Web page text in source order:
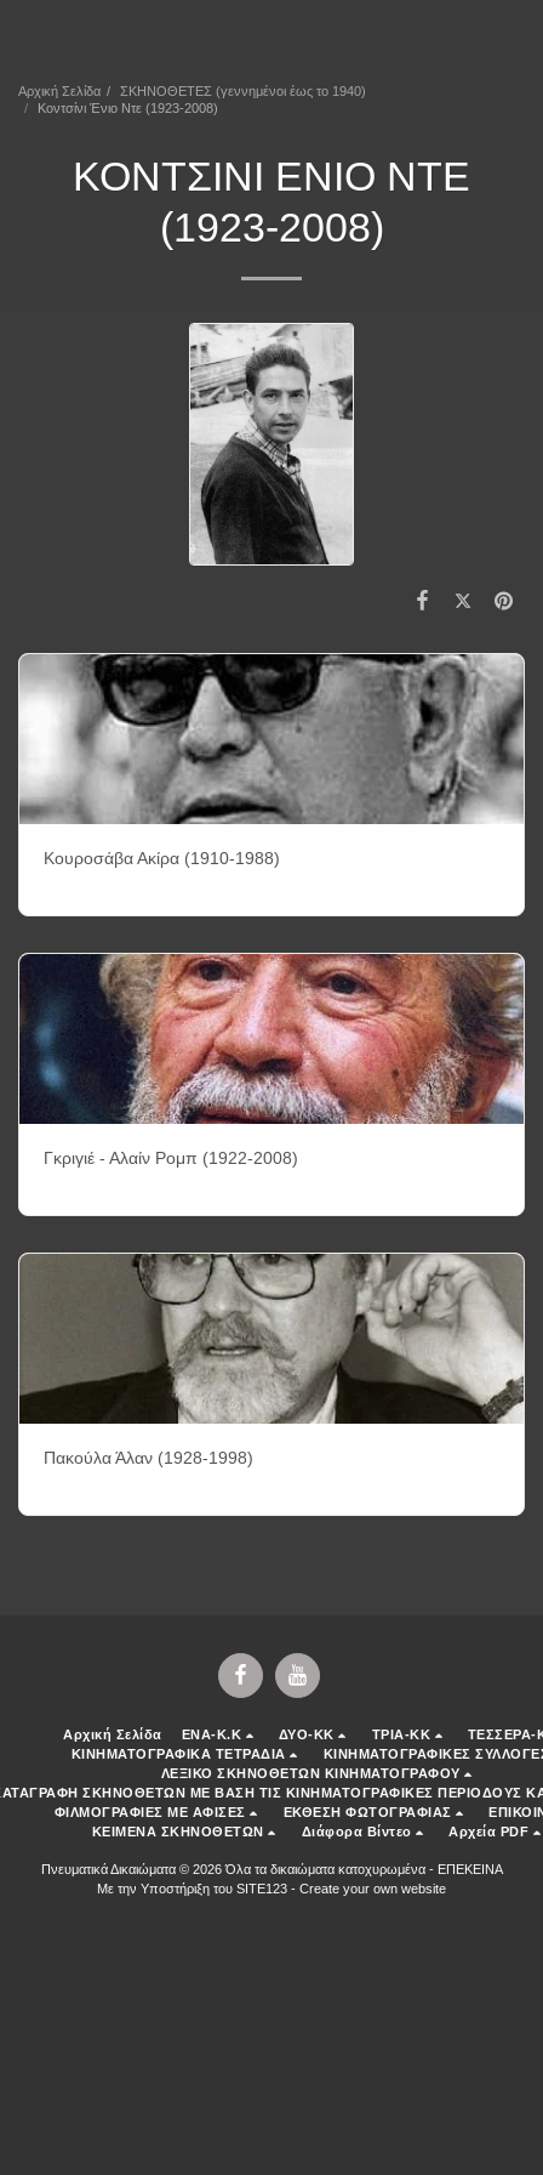
Αρχική Σελίδα
ΣΚΗΝΟΘΕΤΕΣ (γεννημένοι έως το 1940)
Κοντσίνι Ένιο Ντε (1923-2008)
ΚΟΝΤΣΊΝΙ ΈΝΙΟ ΝΤΕ
(1923-2008)
Κουροσάβα Ακίρα (1910-1988)
Γκριγιέ - Αλαίν Ρομπ (1922-2008)
Πακούλα Άλαν (1928-1998)
Αρχική Σελίδα ENA-K.K ΔΥΟ-ΚΚ ΤΡΙΑ-ΚΚ
ΤΕΣΣΕΡΑ-
ΚΙΝΗΜΑΤΟΓΡΑΦΙΚΑ ΤΕΤΡΑΔΙΑ
ΚΙΝΗΜΑΤΟΓΡΑΦΙΚΕΣ
ΛΕΞΙΚΟ ΣΚΗΝΟΘΕΤΩΝ ΚΙΝΗΜΑΤΟΓΡΑΦΟΥ
ΣΚΗΝΟΘΕΤΩΝ ΜΕ ΒΑΣΗ ΤΙΣ ΚΙΝΗΜΑΤΟΓΡΑΦΙΚΕΣ ΠΕΡΙΟΔΟΥΣ
ΦΙΛΜΟΓΡΑΦΙΕΣ ΜΕ ΑΦΙΣΕΣ
ΕΚΘΕΣΗ ΦΩΤΟΓΡΑΦΙΑΣ
ΚΕΙΜΕΝΑ ΣΚΗΝΟΘΕΤΩΝ
Διάφορα Βίντεο Αρχεία PDF
Πνευματικά Δικαιώματα © 2026 Όλα τα δικαιώματα κατοχυρωμένα - ΕΠΕΚΕΙΝΑ
Με την Υποστήριξη του SITE123 - Create your own website